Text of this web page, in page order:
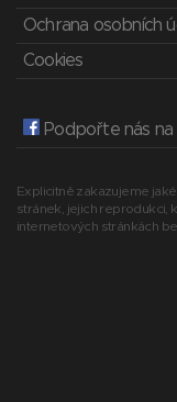
Ochrana osobních
Cookies
Podpořte nás
Explicitně zakazujeme
stránek, jejich reprodukci,
internetových stránkách